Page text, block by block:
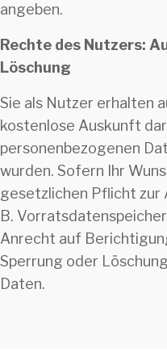
angeben.
Rechte des Nutzers:
Löschung
Sie als Nutzer erhalten
kostenlose Auskunft
personenbezogenen
wurden. Sofern Ihr
gesetzlichen Pflicht zur
B.
Anrecht auf
Sperrung oder
Daten.